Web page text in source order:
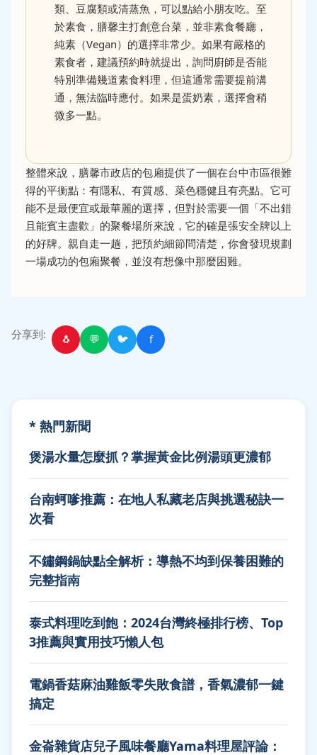
類、豆腐類或清蒸魚，可以點給小朋友吃。至
於素食，膳馨主打創意台菜，並非素食餐廳，
純素（Vegan）的選擇非常少。如果有嚴格的
素食者，建議預約時就提出，詢問廚師是否能
特別準備幾道素食料理，但這通常需要提前溝
通，無法臨時應付。如果是蛋奶素，選擇會稍
微多一點。
整體來說，膳馨市政店的包廂提供了一個在台中市區很難
得的平衡點：有隱私、有質感、菜色穩健且有亮點。它可
能不是最便宜或最華麗的選擇，但對於需要一個「不出錯
且能賓主盡歡」的聚餐場所來說，它的確是張安全牌以上
的好牌。親自走一趟，把預約細節問清楚，你會發現規劃
一場成功的包廂聚餐，並沒有想像中那麼困難。
分享到: 🐧 💬 🐦 f
* 熱門新聞
煲湯水量怎麼抓？掌握黃金比例湯頭更濃郁
台南蚵嗲推薦：在地人私藏老店與挑選秘訣一
次看
不鏽鋼鍋缺點全解析：導熱不均到保養困難的
完整指南
泰式料理吃到飽：2024台灣終極排行榜、Top
3推薦與實用技巧懶人包
電鍋香菇麻油雞飯零失敗食譜，香氣濃郁一鍵
搞定
金崙雜貨店兒子風味餐廳Yama料理屋評論：